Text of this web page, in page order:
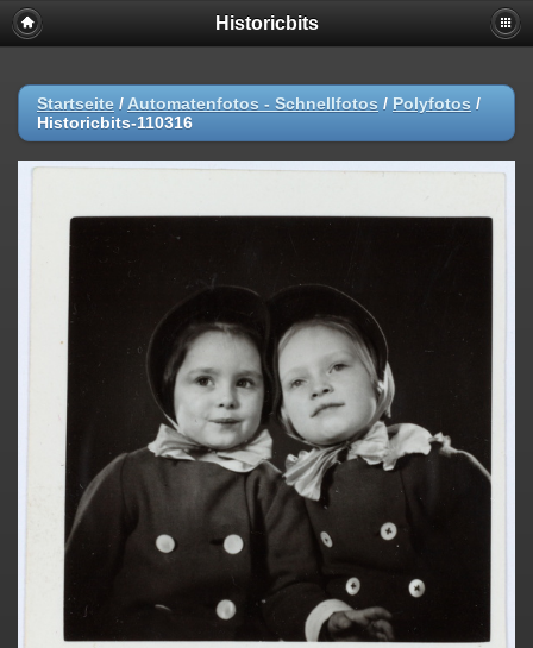
Historicbits
Startseite / Automatenfotos - Schnellfotos / Polyfotos /
Historicbits-110316